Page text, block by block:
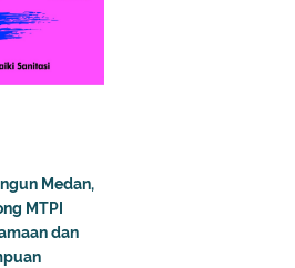
Medan,
MTPI
dan